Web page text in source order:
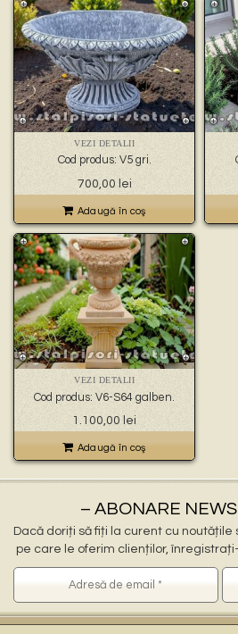
VEZI DETALII
Cod produs: V5 gri.
700,00 lei
Adaugă în coş
VEZI DETALII
Cod produs: V6-S64 galben.
1.100,00 lei
Adaugă în coş
– ABONARE
Dacă doriți să fiți la curent cu
pe care le oferim clienților,